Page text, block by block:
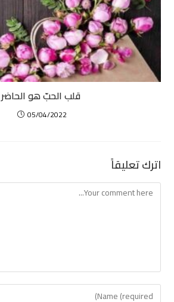
قلب الحبّ هو الحاضر
05/04/2022
اترك تعليقاً